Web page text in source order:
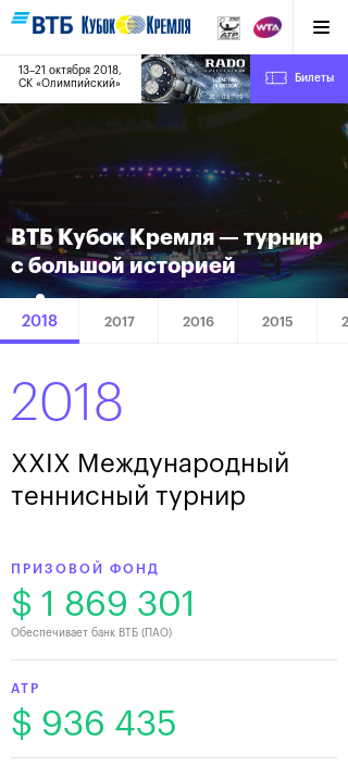
13–21 октября 2018,
СК «Олимпийский»
21 :08 : 19
Билеты
ВТБ Кубок Кремля — турнир
с большой историей
2018 2017 2016 2015
2018
XXIX Международный
теннисный турнир
ПРИЗОВОЙ ФОНД
$ 1 869 301
Обеспечивает банк ВТБ (ПАО)
ATP
$ 936 435